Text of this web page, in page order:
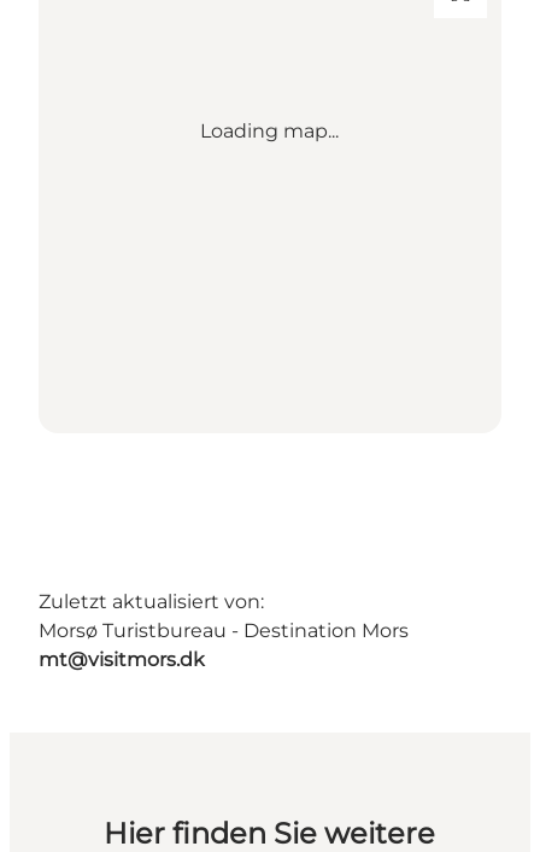
Loading map...
Zuletzt aktualisiert von:
Morsø Turistbureau - Destination Mors
mt@visitmors.dk
Hier finden Sie weitere